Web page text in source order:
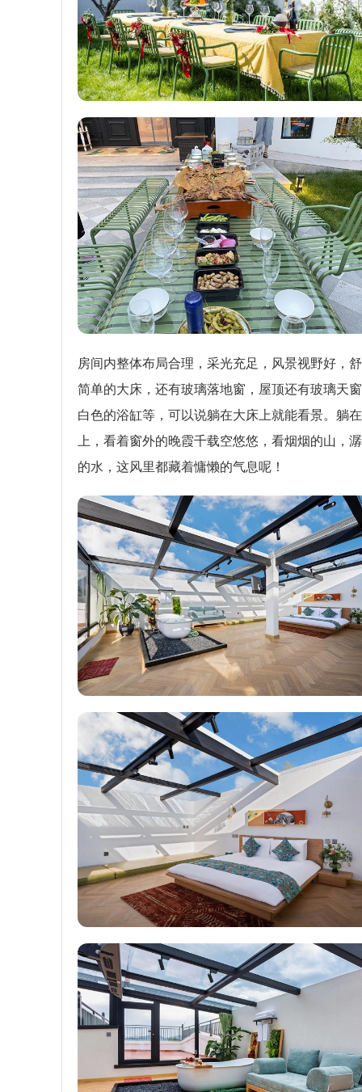
房间内整体布局合理，采光充足，风景视野好，
简单的大床，还有玻璃落地窗，屋顶还有玻璃天
白色的浴缸等，可以说躺在大床上就能看景。躺
上，看着窗外的晚霞千载空悠悠，看烟烟的山，
的水，这风里都藏着慵懒的气息呢！